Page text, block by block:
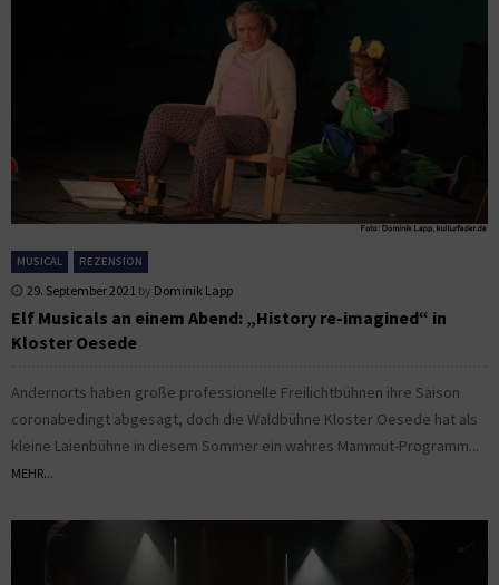
MUSICAL REZENSION
29. September 2021 by Dominik Lapp
Elf Musicals an einem Abend: „History re-imagined“ in
Kloster Oesede
Andernorts haben große professionelle Freilichtbühnen ihre Saison
coronabedingt abgesagt, doch die Waldbühne Kloster Oesede hat als
kleine Laienbühne in diesem Sommer ein wahres Mammut-Programm...
MEHR...